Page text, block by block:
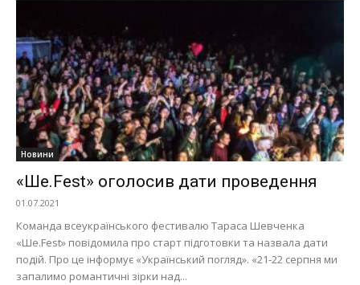
Новини
«Ше.Fest» оголосив дати проведення
01.07.2021
Команда всеукраїнського фестивалю Тараса Шевченка
«Ше.Fest» повідомила про старт підготовки та назвала дати
подій. Про це інформує «Український погляд». «21-22 серпня ми
запалимо романтичні зірки над...